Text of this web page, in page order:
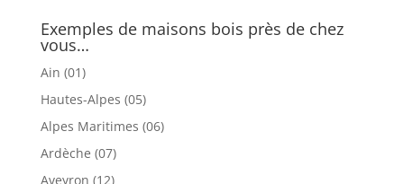
Exemples de maisons bois près de chez
vous…
Ain (01)
Hautes-Alpes (05)
Alpes Maritimes (06)
Ardèche (07)
Aveyron (12)